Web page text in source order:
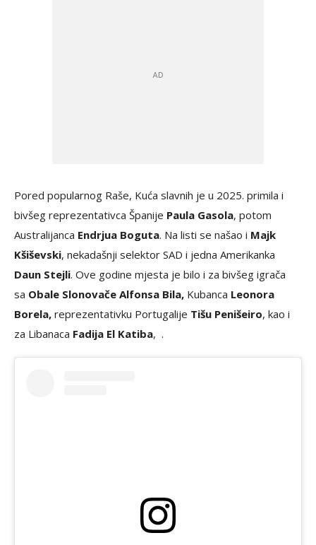
Pored popularnog Raše, Kuća slavnih je u 2025. primila i
bivšeg reprezentativca Španije Paula Gasola, potom
Australijanca Endrjua Boguta. Na listi se našao i Majk
Kšiševski, nekadašnji selektor SAD i jedna Amerikanka
Daun Stejli. Ove godine mjesta je bilo i za bivšeg igrača
sa Obale Slonovače Alfonsa Bila, Kubanca Leonora
Borela, reprezentativku Portugalije Tišu Penišeiro, kao i
za Libanaca Fadija El Katiba, .